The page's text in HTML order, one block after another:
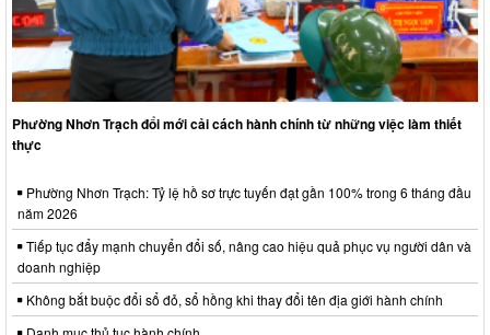
Phường Nhơn Trạch đổi mới cải cách hành chính từ những việc làm thiết
thực
Phường Nhơn Trạch: Tỷ lệ hồ sơ trực tuyến đạt gần 100% trong 6 tháng đầu
năm 2026
Tiếp tục đẩy mạnh chuyển đổi số, nâng cao hiệu quả phục vụ người dân và
doanh nghiệp
Không bắt buộc đổi sổ đỏ, sổ hồng khi thay đổi tên địa giới hành chính